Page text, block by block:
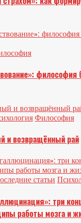
философия
Философия
и возвращённый рай
статьи
три
работы мозга и